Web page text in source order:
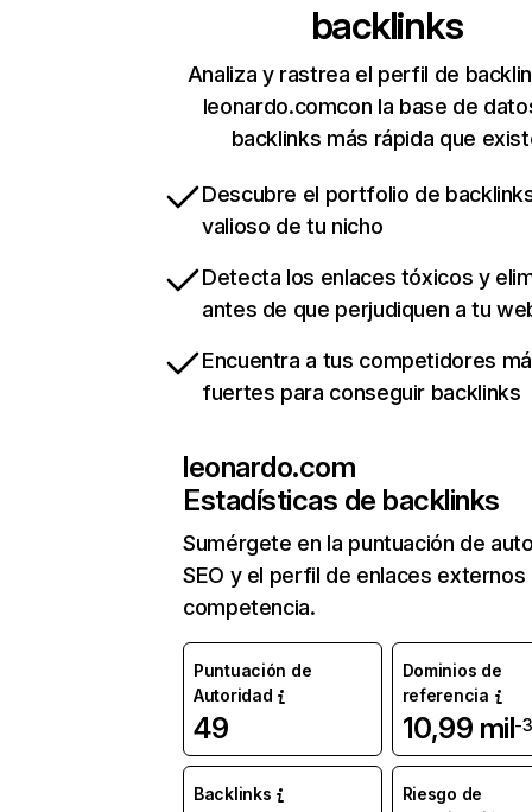
backlinks
Analiza y rastrea el perfil de
leonardo.comcon la base de
backlinks más rápida que
Descubre el portfolio de
valioso de tu nicho
Detecta los enlaces tóxicos y
antes de que perjudiquen a tu
Encuentra a tus competidores
fuertes para conseguir backlinks
leonardo.com
Estadísticas de backlinks
Sumérgete en la puntuación de
SEO y el perfil de enlaces externos
competencia.
Puntuación de
Autoridad
49
Dominios de
referencia
10,99 mil-
Backlinks
Riesgo de